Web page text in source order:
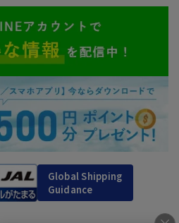
Global Shipping
Guidance